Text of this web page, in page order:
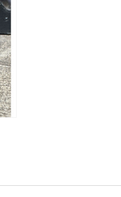
Promo !